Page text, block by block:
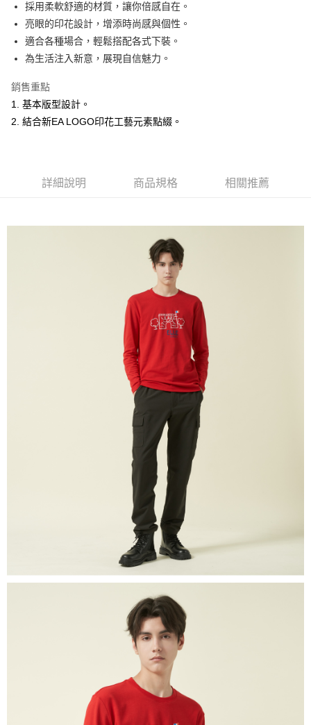
悠遊付
ATM付款
全家取貨付款
每筆NT$60，滿NT$1,500(含以上)免運費
萊爾富取貨付款
付款後萊爾富取貨
每筆NT$60，滿NT$1,500(含以上)免運費
每筆NT$60，滿NT$1,500(含以上)免運費
每筆NT$60，滿NT$1,500(含以上)免運費
每筆NT$90，滿NT$1,500(含以上)免運費
每筆NT$225，滿NT$1,500(含以上)免運費
採用柔軟舒適的材質，讓你倍感自在。
亮眼的印花設計，增添時尚感與個性。
適合各種場合，輕鬆搭配各式下裝。
為生活注入新意，展現自信魅力。
銷售重點
1. 基本版型設計。
2. 結合新EA LOGO印花工藝元素點綴。
詳細說明 商品規格 相關推薦